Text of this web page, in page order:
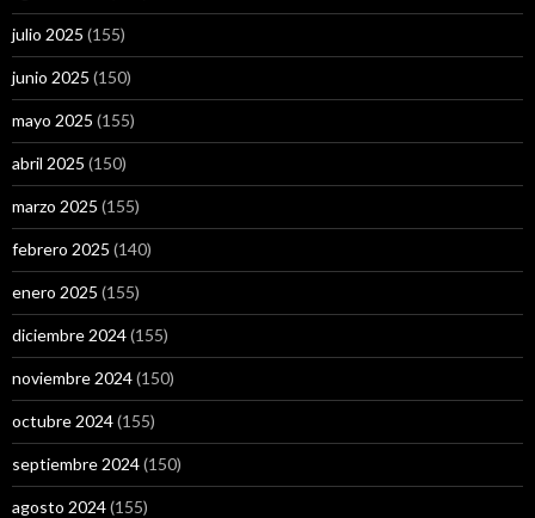
julio 2025 (155)
junio 2025 (150)
mayo 2025 (155)
abril 2025 (150)
marzo 2025 (155)
febrero 2025 (140)
enero 2025 (155)
diciembre 2024(155)
noviembre 2024(150)
octubre 2024(155)
septiembre 2024(150)
agosto 2024(155)